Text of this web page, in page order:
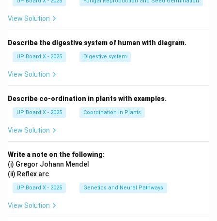
View Solution
Describe the digestive system of human with diagram.
UP Board X - 2025 Digestive system
View Solution
Describe co-ordination in plants with examples.
UP Board X - 2025 Coordination In Plants
View Solution
Write a note on the following:
(i) Gregor Johann Mendel
(ii) Reflex arc
UP Board X - 2025 Genetics and Neural Pathways
View Solution